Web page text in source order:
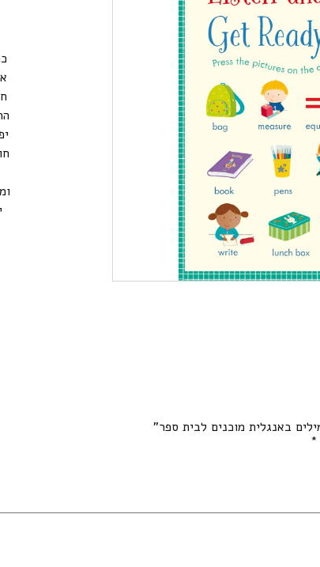
באנגלית מוכנים לבית ספר”
*